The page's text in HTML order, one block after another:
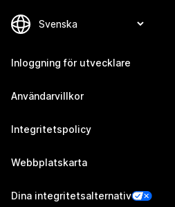
Inloggning för utvecklare
Användarvillkor
Integritetspolicy
Webbplatskarta
Dina integritetsalternativ